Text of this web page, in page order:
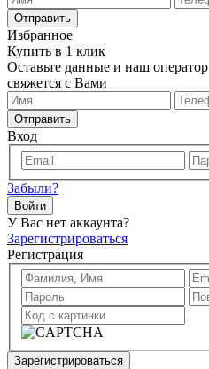
Отправить
Избранное
Купить в 1 клик
Оставьте данные и наш оператор
свяжется с Вами
Отправить
Вход
Забыли?
Войти
У Вас нет аккаунта?
Зарегистрироваться
Регистрация
Зарегистрироваться